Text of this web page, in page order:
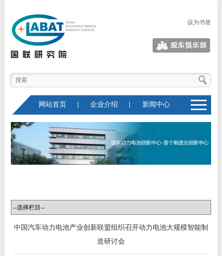
设为书签
股东俱乐部
网站首页 企业介绍 新闻中心
中国汽车动力电池产业创新联盟组织召开动力电池大规模智能制
造研讨会